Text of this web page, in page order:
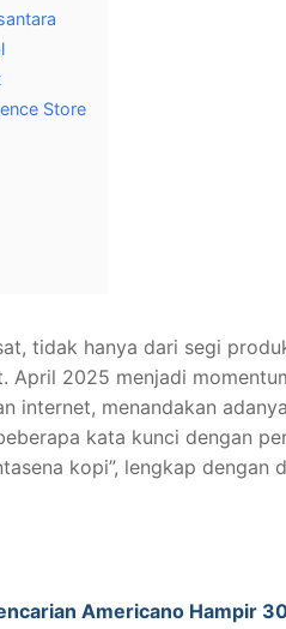
Store
tidak hanya dari segi
April 2025 menjadi
menandakan
kata kunci dengan
kopi”, lengkap dengan
Americano Hampir